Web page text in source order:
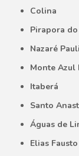
Colina
Pirapora
Nazaré
Monte
Itaberá
Santo
Águas de
Elias Fausto